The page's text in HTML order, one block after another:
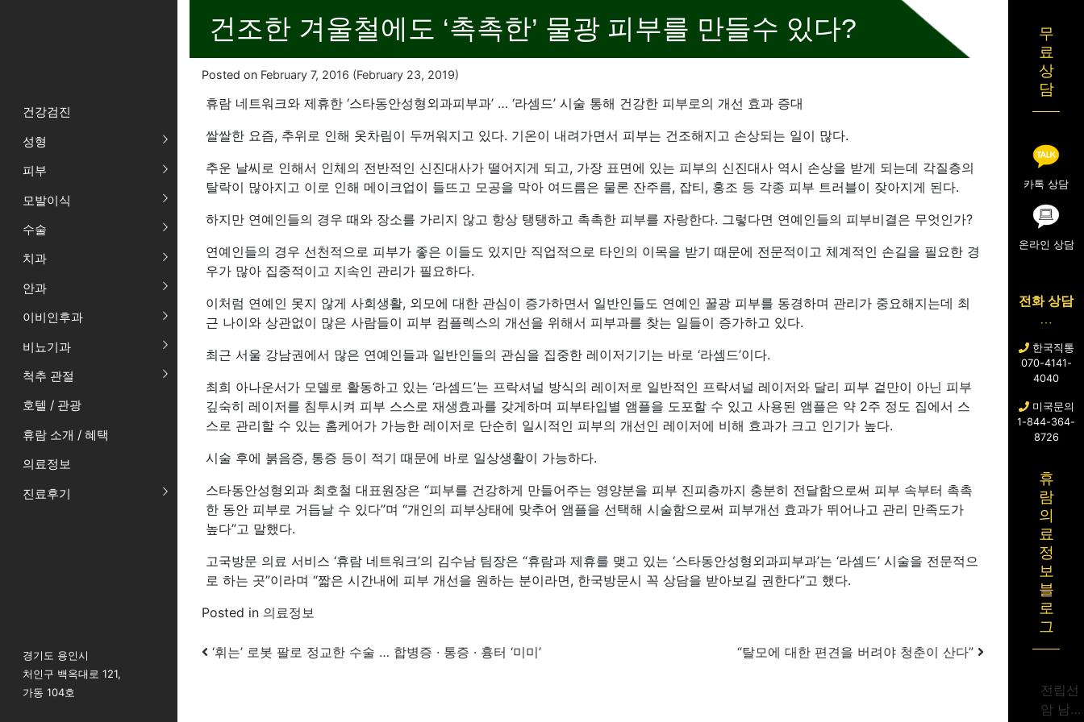
건강검진
성형
피부
모발이식
수술
치과
안과
이비인후과
비뇨기과
척추 관절
호텔 / 관광
휴람 소개 / 혜택
의료정보
진료후기
경기도 용인시
처인구 백옥대로 121,
가동 104호
건조한 겨울철에도 ‘촉촉한’ 물광 피부를 만들수 있다?
Posted on February 7, 2016 (February 23, 2019)
휴람 네트워크와 제휴한 ‘스타동안성형외과피부과’ … ‘라셈드’ 시술 통해 건강한 피부로의 개선 효과 증대
쌀쌀한 요즘, 추위로 인해 옷차림이 두꺼워지고 있다. 기온이 내려가면서 피부는 건조해지고 손상되는 일이 많다.
추운 날씨로 인해서 인체의 전반적인 신진대사가 떨어지게 되고, 가장 표면에 있는 피부의 신진대사 역시 손상을 받게 되는데 각질층의
탈락이 많아지고 이로 인해 메이크업이 들뜨고 모공을 막아 여드름은 물론 잔주름, 잡티, 홍조 등 각종 피부 트러블이 잦아지게 된다.
하지만 연예인들의 경우 때와 장소를 가리지 않고 항상 탱탱하고 촉촉한 피부를 자랑한다. 그렇다면 연예인들의 피부비결은 무엇인가?
연예인들의 경우 선천적으로 피부가 좋은 이들도 있지만 직업적으로 타인의 이목을 받기 때문에 전문적이고 체계적인 손길을 필요한 경
우가 많아 집중적이고 지속인 관리가 필요하다.
이처럼 연예인 못지 않게 사회생활, 외모에 대한 관심이 증가하면서 일반인들도 연예인 꿀광 피부를 동경하며 관리가 중요해지는데 최
근 나이와 상관없이 많은 사람들이 피부 컴플렉스의 개선을 위해서 피부과를 찾는 일들이 증가하고 있다.
최근 서울 강남권에서 많은 연예인들과 일반인들의 관심을 집중한 레이저기기는 바로 ‘라셈드’이다.
최희 아나운서가 모델로 활동하고 있는 ‘라셈드’는 프락셔널 방식의 레이저로 일반적인 프락셔널 레이저와 달리 피부 겉만이 아닌 피부
깊숙히 레이저를 침투시켜 피부 스스로 재생효과를 갖게하며 피부타입별 앰플을 도포할 수 있고 사용된 앰플은 약 2주 정도 집에서 스
스로 관리할 수 있는 홈케어가 가능한 레이저로 단순히 일시적인 피부의 개선인 레이저에 비해 효과가 크고 인기가 높다.
시술 후에 붉음증, 통증 등이 적기 때문에 바로 일상생활이 가능하다.
스타동안성형외과 최호철 대표원장은 “피부를 건강하게 만들어주는 영양분을 피부 진피층까지 충분히 전달함으로써 피부 속부터 촉촉
한 동안 피부로 거듭날 수 있다”며 “개인의 피부상태에 맞추어 앰플을 선택해 시술함으로써 피부개선 효과가 뛰어나고 관리 만족도가
높다”고 말했다.
고국방문 의료 서비스 ‘휴람 네트워크’의 김수남 팀장은 “휴람과 제휴를 맺고 있는 ‘스타동안성형외과피부과’는 ‘라셈드’ 시술을 전문적으
로 하는 곳”이라며 “짧은 시간내에 피부 개선을 원하는 분이라면, 한국방문시 꼭 상담을 받아보길 권한다”고 했다.
Posted in 의료정보
Post navigation
‘휘는’ 로봇 팔로 정교한 수술 … 합병증 · 통증 · 흉터 ‘미미’ “탈모에 대한 편견을 버려야 청춘이 산다”
무
료
상
담
카톡 상담
온라인 상담
전화 상담
한국직통
070-4141-
4040
미국문의
1-844-364-
8726
휴
람
의
료
정
보
블
로
그
전립선
암 남성